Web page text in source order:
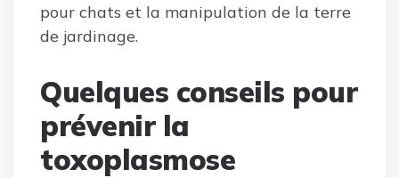
pour chats et la manipulation de la terre
de jardinage.
Quelques conseils pour
prévenir la
toxoplasmose